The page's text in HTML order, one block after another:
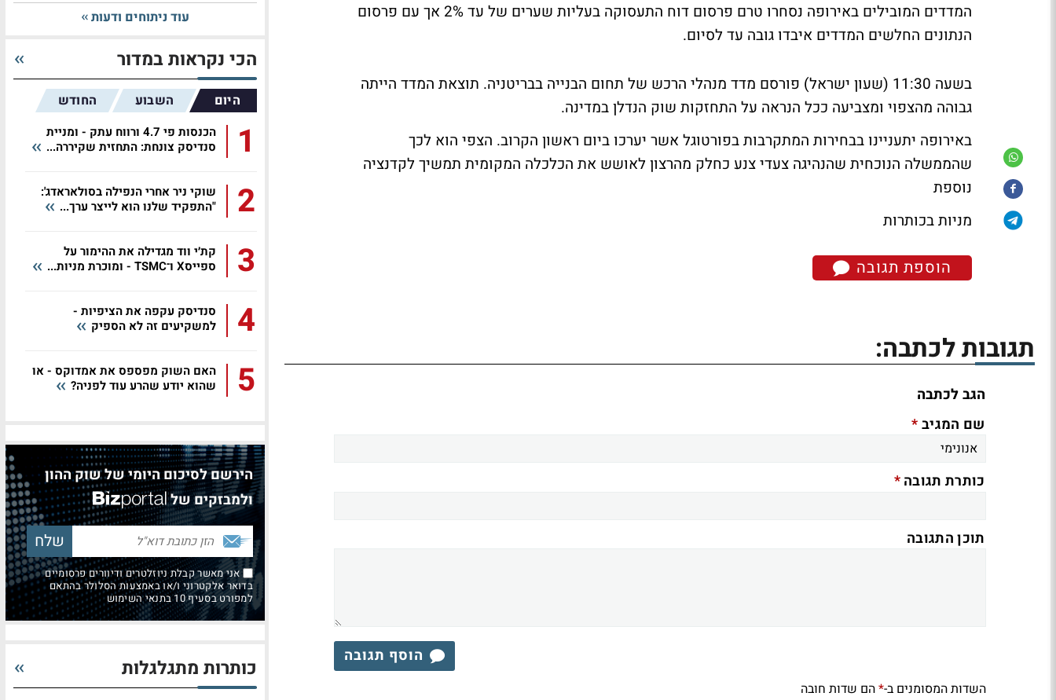
המדדים המובילים באירופה נסחרו טרם פרסום דוח התעסוקה בעליות שערים של עד 2% אך עם פרסום
הנתונים החלשים המדדים איבדו גובה עד לסיום.
בשעה 11:30 (שעון ישראל) פורסם מדד מנהלי הרכש של תחום הבנייה בבריטניה. תוצאת המדד הייתה
גבוהה מהצפוי ומצביעה ככל הנראה על התחזקות שוק הנדלן במדינה.
באירופה יתעניינו בבחירות המתקרבות בפורטוגל אשר יערכו ביום ראשון הקרוב. הצפי הוא לכך
שהממשלה הנוכחית שהנהיגה צעדי צנע כחלק מהרצון לאושש את הכלכלה המקומית תמשיך לקדנציה
נוספת
מניות בכותרות
הוספת תגובה
תגובות לכתבה:
הגב לכתבה
שם המגיב*
כותרת תגובה*
תוכן התגובה
הוסף תגובה
השדות המסומנים ב-*הם שדות חובה
עוד ניתוחים ודעות
הכי נקראות במדור
היום השבוע החודש
1
הכנסות פי 4.7 ורווח עתק - ומניית
סנדיסק צונחת: התחזית שקיררה...
2
שוקי ניר אחרי הנפילה בסולאראדג':
"התפקיד שלנו הוא לייצר ערך...
3
קת׳י ווד מגדילה את ההימור על
ספייסX ו־TSMC - ומוכרת מניות...
4
סנדיסק עקפה את הציפיות -
למשקיעים זה לא הספיק
5
האם השוק מפספס את אמדוקס - או
שהוא יודע שהרע עוד לפניה?
הירשם לסיכום היומי של שוק ההון
ולמבזקים של
אני מאשר קבלת ניוזלטרים ודיוורים פרסומיים
בדואר אלקטרוני ו/או באמצעות הסלולר בהתאם
למפורט בסעיף 10 בתנאי השימוש
כותרות מתגלגלות